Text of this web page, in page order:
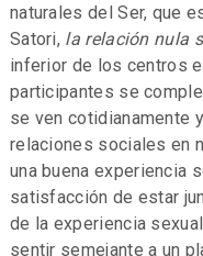
naturales del Ser, que
Satori, la relación nula
inferior de los centros
participantes se
se ven cotidianamente
relaciones sociales en
una buena experiencia
satisfacción de estar
de la experiencia
sentir semejante a un